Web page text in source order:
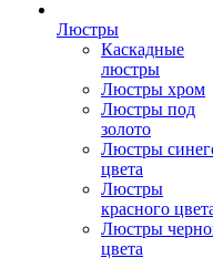
Люстры
Каскадные
люстры
Люстры хром
Люстры под
золото
Люстры
цвета
Люстры
красного
Люстры
цвета